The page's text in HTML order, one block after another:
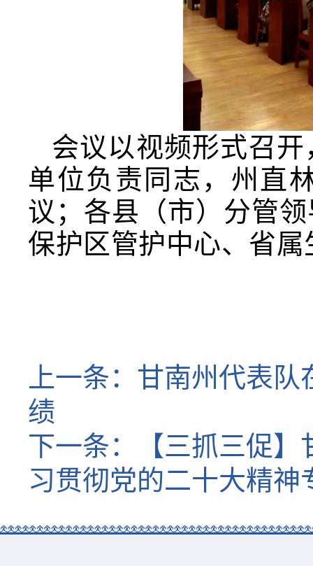
会议以视频形式召
单位负责同志，州直
议；各县（市）分管
保护区管护中心、省
上一条： 甘南州代表队
绩
下一条：
【三抓三促
习贯彻党的二十大精神